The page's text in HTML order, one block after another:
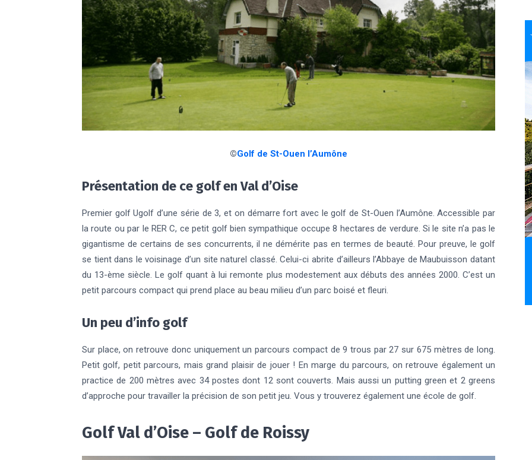
©Golf de St-Ouen l’Aumône
Présentation de ce golf en Val d’Oise
Premier golf Ugolf d’une série de 3, et on démarre fort avec le golf de St-Ouen l’Aumône. Accessible par
la route ou par le RER C, ce petit golf bien sympathique occupe 8 hectares de verdure. Si le site n’a pas le
gigantisme de certains de ses concurrents, il ne démérite pas en termes de beauté. Pour preuve, le golf
se tient dans le voisinage d’un site naturel classé. Celui-ci abrite d’ailleurs l’Abbaye de Maubuisson datant
du 13-ème siècle. Le golf quant à lui remonte plus modestement aux débuts des années 2000. C’est un
petit parcours compact qui prend place au beau milieu d’un parc boisé et fleuri.
Un peu d’info golf
Sur place, on retrouve donc uniquement un parcours compact de 9 trous par 27 sur 675 mètres de long.
Petit golf, petit parcours, mais grand plaisir de jouer ! En marge du parcours, on retrouve également un
practice de 200 mètres avec 34 postes dont 12 sont couverts. Mais aussi un putting green et 2 greens
d’approche pour travailler la précision de son petit jeu. Vous y trouverez également une école de golf.
Golf Val d’Oise – Golf de Roissy